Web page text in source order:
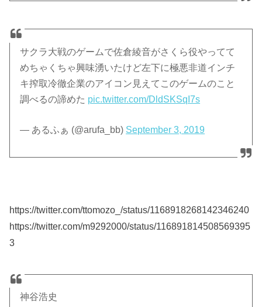
サクラ大戦のゲームで佐倉綾音がさくら役やってて
めちゃくちゃ興味湧いたけど左下に極悪非道インチ
キ搾取冷徹企業のアイコン見えてこのゲームのこと
調べるの諦めた pic.twitter.com/DldSKSqI7s
— あるふぁ (@arufa_bb) September 3, 2019
https://twitter.com/ttomozo_/status/1168918268142346240
https://twitter.com/m9292000/status/116891814508569395
3
神谷浩史